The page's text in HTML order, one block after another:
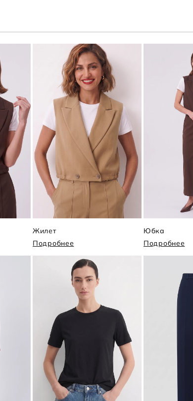
Жилет
Подробнее
Юбка
Подробнее